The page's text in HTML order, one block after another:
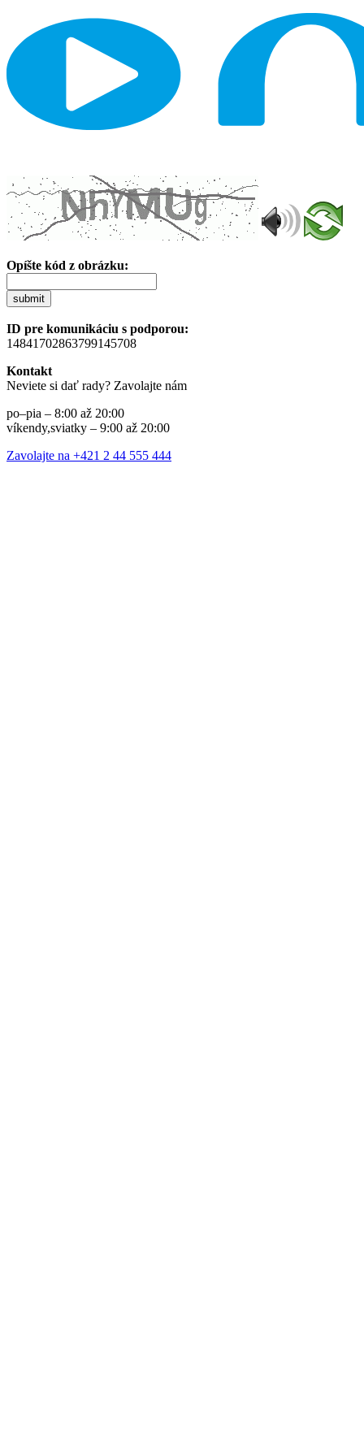
Opíšte kód z obrázku:
submit
ID pre komunikáciu s podporou:
14841702863799145708
Kontakt
Neviete si dať rady? Zavolajte nám
po–pia – 8:00 až 20:00
víkendy,sviatky – 9:00 až 20:00
Zavolajte na +421 2 44 555 444